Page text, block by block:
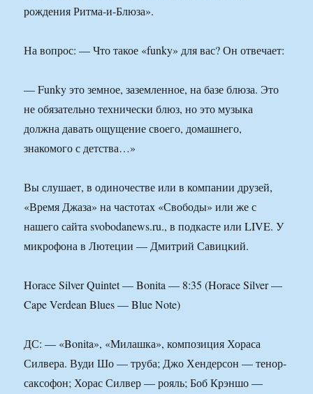
рождения Ритма-и-Блюза».
На вопрос: — Что такое «funky» для вас? Он отвечает:
— Funky это земное, заземленное, на базе блюза. Это
не обязательно технически блюз, но это музыка
должна давать ощущение своего, домашнего,
знакомого с детства…»
Вы слушает, в одиночестве или в компании друзей,
«Время Джаза» на частотах «Свободы» или же с
нашего сайта svobodanews.ru., в подкасте или LIVE. У
микрофона в Лютеции — Дмитрий Савицкий.
Horace Silver Quintet — Bonita — 8:35 (Horace Silver —
Cape Verdean Blues — Blue Note)
ДС: — «Bonita», «Милашка», композиция Хораса
Силвера. Вуди Шо — труба; Джо Хендерсон — тенор-
саксофон; Хорас Силвер — рояль; Боб Крэншо —